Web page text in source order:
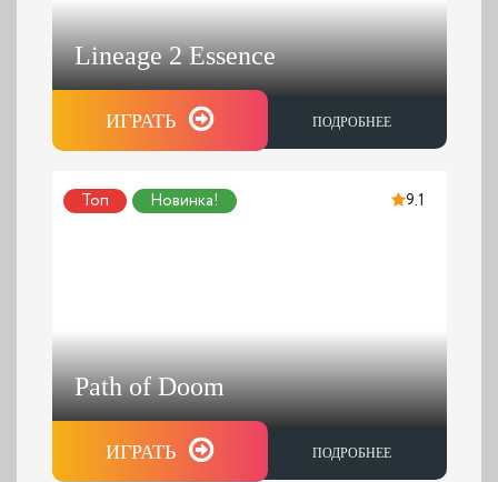
Lineage 2 Essence
ИГРАТЬ ПОДРОБНЕЕ
Топ Новинка! 9.1
Path of Doom
ИГРАТЬ ПОДРОБНЕЕ